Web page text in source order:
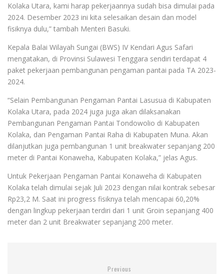
Kolaka Utara, kami harap pekerjaannya sudah bisa dimulai pada
2024. Desember 2023 ini kita selesaikan desain dan model
fisiknya dulu,” tambah Menteri Basuki.
Kepala Balai Wilayah Sungai (BWS) IV Kendari Agus Safari
mengatakan, di Provinsi Sulawesi Tenggara sendiri terdapat 4
paket pekerjaan pembangunan pengaman pantai pada TA 2023-
2024.
“Selain Pembangunan Pengaman Pantai Lasusua di Kabupaten
Kolaka Utara, pada 2024 juga juga akan dilaksanakan
Pembangunan Pengaman Pantai Tondowolio di Kabupaten
Kolaka, dan Pengaman Pantai Raha di Kabupaten Muna. Akan
dilanjutkan juga pembangunan 1 unit breakwater sepanjang 200
meter di Pantai Konaweha, Kabupaten Kolaka,” jelas Agus.
Untuk Pekerjaan Pengaman Pantai Konaweha di Kabupaten
Kolaka telah dimulai sejak Juli 2023 dengan nilai kontrak sebesar
Rp23,2 M. Saat ini progress fisiknya telah mencapai 60,20%
dengan lingkup pekerjaan terdiri dari 1 unit Groin sepanjang 400
meter dan 2 unit Breakwater sepanjang 200 meter.
Previous